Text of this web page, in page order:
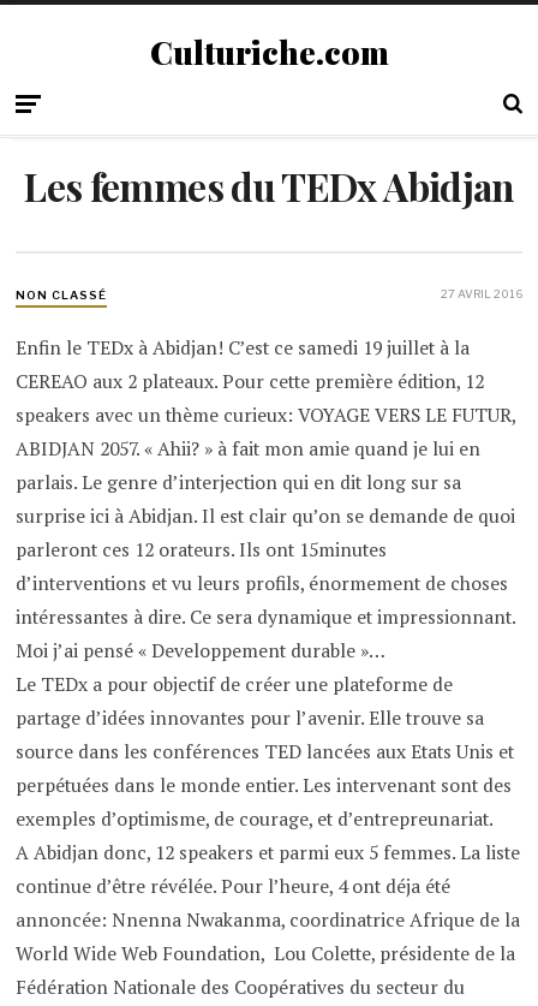
Culturiche.com
Les femmes du TEDx Abidjan
NON CLASSÉ 27 AVRIL 2016
Enfin le TEDx à Abidjan! C’est ce samedi 19 juillet à la
CEREAO aux 2 plateaux. Pour cette première édition, 12
speakers avec un thème curieux: VOYAGE VERS LE FUTUR,
ABIDJAN 2057. « Ahii? » à fait mon amie quand je lui en
parlais. Le genre d’interjection qui en dit long sur sa
surprise ici à Abidjan. Il est clair qu’on se demande de quoi
parleront ces 12 orateurs. Ils ont 15minutes
d’interventions et vu leurs profils, énormement de choses
intéressantes à dire. Ce sera dynamique et impressionnant.
Moi j’ai pensé « Developpement durable »…
Le TEDx a pour objectif de créer une plateforme de
partage d’idées innovantes pour l’avenir. Elle trouve sa
source dans les conférences TED lancées aux Etats Unis et
perpétuées dans le monde entier. Les intervenant sont des
exemples d’optimisme, de courage, et d’entrepreunariat.
A Abidjan donc, 12 speakers et parmi eux 5 femmes. La liste
continue d’être révélée. Pour l’heure, 4 ont déja été
annoncée: Nnenna Nwakanma, coordinatrice Afrique de la
World Wide Web Foundation, Lou Colette, présidente de la
Fédération Nationale des Coopératives du secteur du